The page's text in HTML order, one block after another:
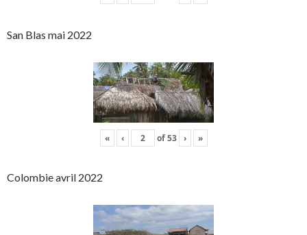
San Blas mai 2022
« ‹ of53 › »
Colombie avril 2022